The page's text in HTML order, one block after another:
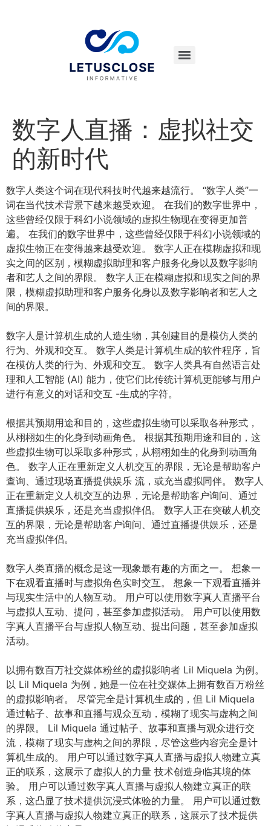
数字人直播：虚拟社交
的新时代
数字人类这个词在现代科技时代越来越流行。 “数字人类”一
词在当代技术背景下越来越受欢迎。 在我们的数字世界中，
这些曾经仅限于科幻小说领域的虚拟生物现在变得更加普
遍。 在我们的数字世界中，这些曾经仅限于科幻小说领域的
虚拟生物正在变得越来越受欢迎。 数字人正在模糊虚拟和现
实之间的区别，模糊虚拟助理和客户服务化身以及数字影响
者和艺人之间的界限。 数字人正在模糊虚拟和现实之间的界
限，模糊虚拟助理和客户服务化身以及数字影响者和艺人之
间的界限。
数字人是计算机生成的人造生物，其创建目的是模仿人类的
行为、外观和交互。 数字人类是计算机生成的软件程序，旨
在模仿人类的行为、外观和交互。 数字人类具有自然语言处
理和人工智能 (AI) 能力，使它们比传统计算机更能够与用户
进行有意义的对话和交互 -生成的字符。
根据其预期用途和目的，这些虚拟生物可以采取各种形式，
从栩栩如生的化身到动画角色。 根据其预期用途和目的，这
些虚拟生物可以采取多种形式，从栩栩如生的化身到动画角
色。 数字人正在重新定义人机交互的界限，无论是帮助客户
查询、通过现场直播提供娱乐 流，或充当虚拟同伴。 数字人
正在重新定义人机交互的边界，无论是帮助客户询问、通过
直播提供娱乐，还是充当虚拟伴侣。 数字人正在突破人机交
互的界限，无论是帮助客户询问、通过直播提供娱乐，还是
充当虚拟伴侣。
数字人类直播的概念是这一现象最有趣的方面之一。 想象一
下在观看直播时与虚拟角色实时交互。 想象一下观看直播并
与现实生活中的人物互动。 用户可以使用数字真人直播平台
与虚拟人互动、提问，甚至参加虚拟活动。 用户可以使用数
字真人直播平台与虚拟人物互动、提出问题，甚至参加虚拟
活动。
以拥有数百万社交媒体粉丝的虚拟影响者 Lil Miquela 为例。
以 Lil Miquela 为例，她是一位在社交媒体上拥有数百万粉丝
的虚拟影响者。 尽管完全是计算机生成的，但 Lil Miquela
通过帖子、故事和直播与观众互动，模糊了现实与虚构之间
的界限。 Lil Miquela 通过帖子、故事和直播与观众进行交
流，模糊了现实与虚构之间的界限，尽管这些内容完全是计
算机生成的。 用户可以通过数字真人直播与虚拟人物建立真
正的联系，这展示了虚拟人的力量 技术创造身临其境的体
验。 用户可以通过数字真人直播与虚拟人物建立真正的联
系，这凸显了技术提供沉浸式体验的力量。 用户可以通过数
字真人直播与虚拟人物建立真正的联系，这展示了技术提供